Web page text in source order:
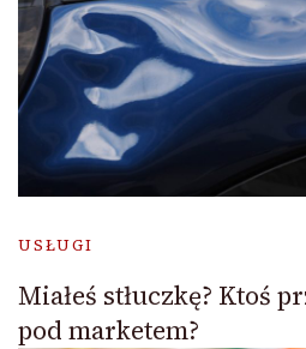
USŁUGI
Miałeś stłuczkę? Ktoś
pod marketem?